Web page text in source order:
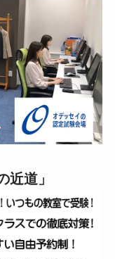
近道」